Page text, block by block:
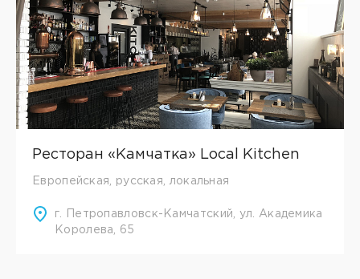
Ресторан «Камчатка» Local Kitchen
Европейская, русская, локальная
г. Петропавловск-Камчатский, ул. Академика
Королева, 65